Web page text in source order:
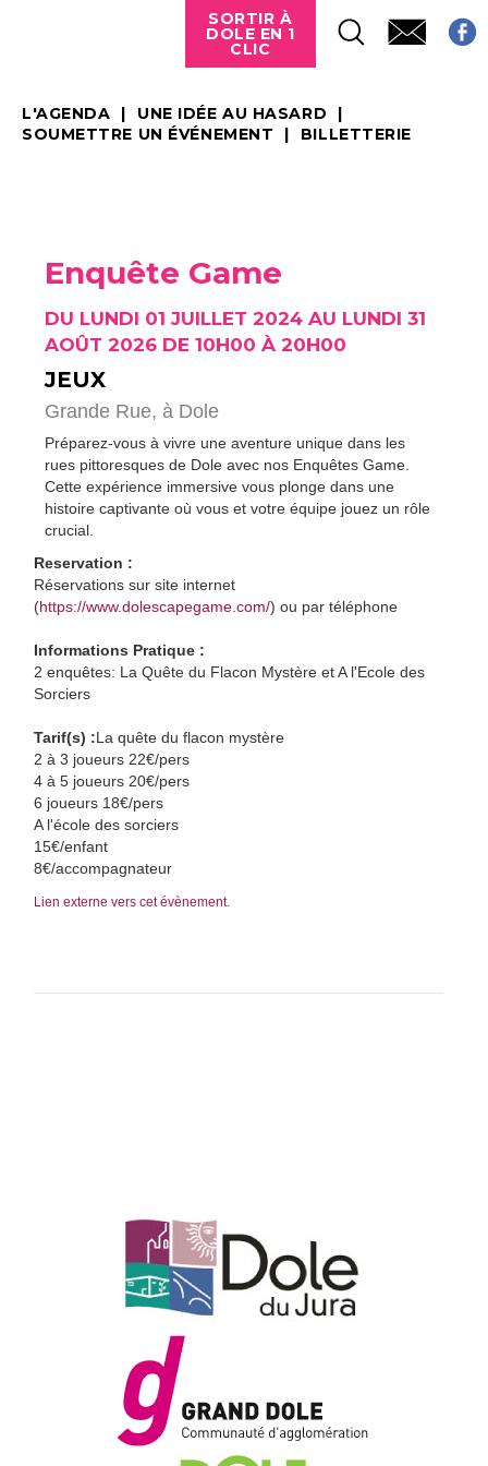
SORTIR À
DOLE EN 1
CLIC
L'AGENDA
UNE IDÉE AU HASARD
SOUMETTRE UN ÉVÉNEMENT
BILLETTERIE
Enquête Game
DU LUNDI 01 JUILLET 2024 AU LUNDI 31
AOÛT 2026 DE 10H00 À 20H00
JEUX
Grande Rue, à Dole
Préparez-vous à vivre une aventure unique dans les
rues pittoresques de Dole avec nos Enquêtes Game.
Cette expérience immersive vous plonge dans une
histoire captivante où vous et votre équipe jouez un rôle
crucial.
Reservation :
Réservations sur site internet
(https://www.dolescapegame.com/) ou par téléphone
Informations Pratique :
2 enquêtes: La Quête du Flacon Mystère et A l'Ecole des
Sorciers
Tarif(s) :La quête du flacon mystère
2 à 3 joueurs 22€/pers
4 à 5 joueurs 20€/pers
6 joueurs 18€/pers
A l'école des sorciers
15€/enfant
8€/accompagnateur
Lien externe vers cet évènement.